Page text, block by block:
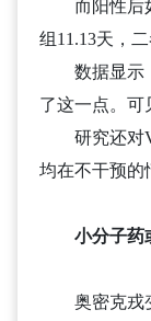
而阳性后
组11.13天，
数据显示
了这一点。可
研究还对
均在不干预的
小分子药
奥密克戎